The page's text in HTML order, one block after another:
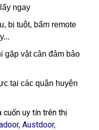
ngay
bị tuột, bấm remote
gặp vật cản đảm bảo
tại các quận huyện
uy tín trên thị
Austdoor,